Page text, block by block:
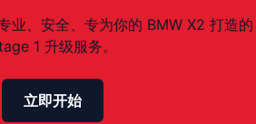
业、安全、专为你的 BMW X2 打造的
1 升级服务。
立即开始